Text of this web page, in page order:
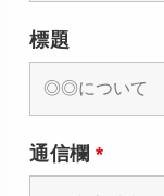
標題
通信欄*